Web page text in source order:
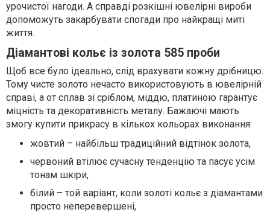
урочистої нагоди. А справді розкішні ювелірні вироби
допоможуть закарбувати спогади про найкращі миті
життя.
Діамантові кольє із золота 585 проби
Щоб все було ідеально, слід врахувати кожну дрібницю.
Тому чисте золото нечасто використовують в ювелірній
справі, а от сплав зі сріблом, міддю, платиною гарантує
міцність та декоративність металу. Бажаючі мають
змогу купити прикрасу в кількох кольорах виконання:
жовтий – найбільш традиційний відтінок золота,
червоний втілює сучасну тенденцію та пасує усім
тонам шкіри,
білий – той варіант, коли золоті кольє з діамантами
просто неперевершені,